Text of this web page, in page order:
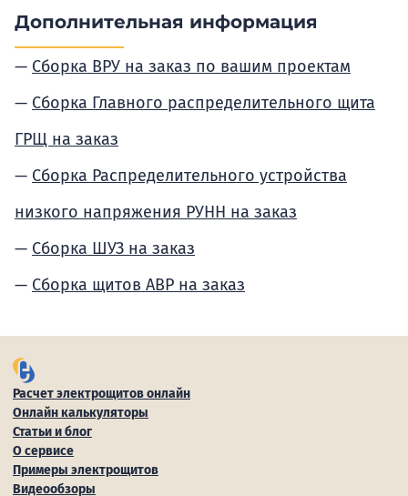
Дополнительная информация
Сборка ВРУ на заказ по вашим проектам
Сборка Главного распределительного щита
ГРЩ на заказ
Сборка Распределительного устройства
низкого напряжения РУНН на заказ
Сборка ШУЗ на заказ
Сборка щитов АВР на заказ
Расчет электрощитов онлайн
Онлайн калькуляторы
Статьи и блог
О сервисе
Примеры электрощитов
Видеообзоры